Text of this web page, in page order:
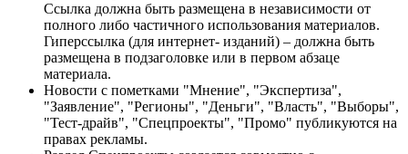
Ссылка должна быть размещена в независимости от
полного либо частичного использования материалов.
Гиперссылка (для интернет- изданий) – должна быть
размещена в подзаголовке или в первом абзаце
материала.
Новости с пометками "Мнение", "Экспертиза",
"Заявление", "Регионы", "Деньги", "Власть", "Выборы",
"Тест-драйв", "Спецпроекты", "Промо" публикуются на
правах рекламы.